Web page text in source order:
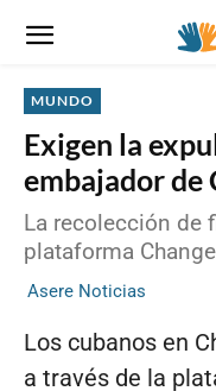
MUNDO
Exigen la
embajador de
La recolección de
plataforma
Asere Noticias
Los cubanos en
a través de la